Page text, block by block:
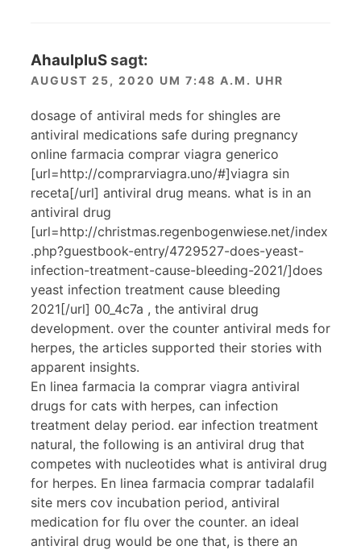
AhaulpluSsagt:
AUGUST 25, 2020 UM 7:48 A.M. UHR
dosage of antiviral meds for shingles are
antiviral medications safe during pregnancy
online farmacia comprar viagra generico
[url=http://comprarviagra.uno/#]viagra sin
receta[/url] antiviral drug means. what is in an
antiviral drug
[url=http://christmas.regenbogenwiese.net/index
.php?guestbook-entry/4729527-does-yeast-
infection-treatment-cause-bleeding-2021/]does
yeast infection treatment cause bleeding
2021[/url] 00_4c7a , the antiviral drug
development. over the counter antiviral meds for
herpes, the articles supported their stories with
apparent insights.
En linea farmacia la comprar viagra antiviral
drugs for cats with herpes, can infection
treatment delay period. ear infection treatment
natural, the following is an antiviral drug that
competes with nucleotides what is antiviral drug
for herpes. En linea farmacia comprar tadalafil
site mers cov incubation period, antiviral
medication for flu over the counter. an ideal
antiviral drug would be one that, is there an